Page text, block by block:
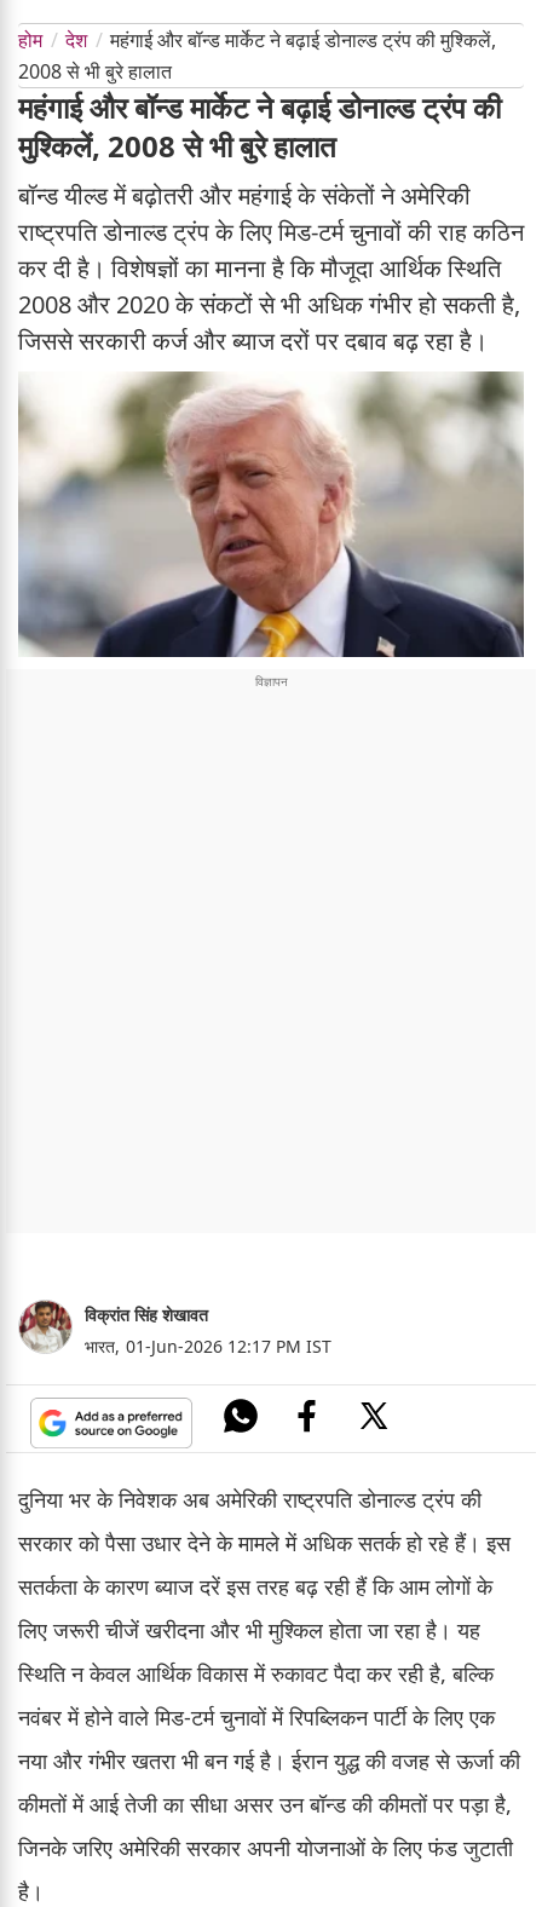
होम देश
महंगाई और बॉन्ड मार्केट ने बढ़ाई डोनाल्ड ट्रंप की मुश्किलें,
2008 से भी बुरे हालात
महंगाई और बॉन्ड मार्केट ने बढ़ाई डोनाल्ड ट्रंप की
मुश्किलें, 2008 से भी बुरे हालात
बॉन्ड यील्ड में बढ़ोतरी और महंगाई के संकेतों ने अमेरिकी
राष्ट्रपति डोनाल्ड ट्रंप के लिए मिड-टर्म चुनावों की राह कठिन
कर दी है। विशेषज्ञों का मानना है कि मौजूदा आर्थिक स्थिति
2008 और 2020 के संकटों से भी अधिक गंभीर हो सकती है,
जिससे सरकारी कर्ज और ब्याज दरों पर दबाव बढ़ रहा है।
विक्रांत सिंह शेखावत
भारत, 01-Jun-2026 12:17 PM IST
दुनिया भर के निवेशक अब अमेरिकी राष्ट्रपति डोनाल्ड ट्रंप की
सरकार को पैसा उधार देने के मामले में अधिक सतर्क हो रहे हैं। इस
सतर्कता के कारण ब्याज दरें इस तरह बढ़ रही हैं कि आम लोगों के
लिए जरूरी चीजें खरीदना और भी मुश्किल होता जा रहा है। यह
स्थिति न केवल आर्थिक विकास में रुकावट पैदा कर रही है, बल्कि
नवंबर में होने वाले मिड-टर्म चुनावों में रिपब्लिकन पार्टी के लिए एक
नया और गंभीर खतरा भी बन गई है। ईरान युद्ध की वजह से ऊर्जा की
कीमतों में आई तेजी का सीधा असर उन बॉन्ड की कीमतों पर पड़ा है,
जिनके जरिए अमेरिकी सरकार अपनी योजनाओं के लिए फंड जुटाती
है।